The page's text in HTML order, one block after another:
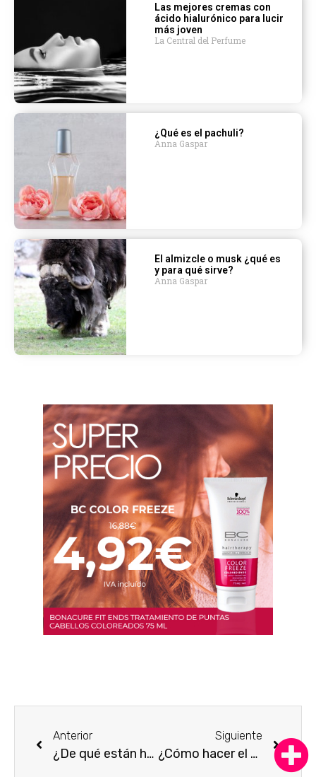
Las mejores cremas con
ácido hialurónico para lucir
más joven
La Central del Perfume
¿Qué es el pachuli?
Anna Gaspar
El almizcle o musk ¿qué es
y para qué sirve?
Anna Gaspar
Anterior
¿De qué están hechos los cosméticos y qué ingredientes llevan?
Siguiente
¿Cómo hacer el eyeliner perfecto paso a paso?